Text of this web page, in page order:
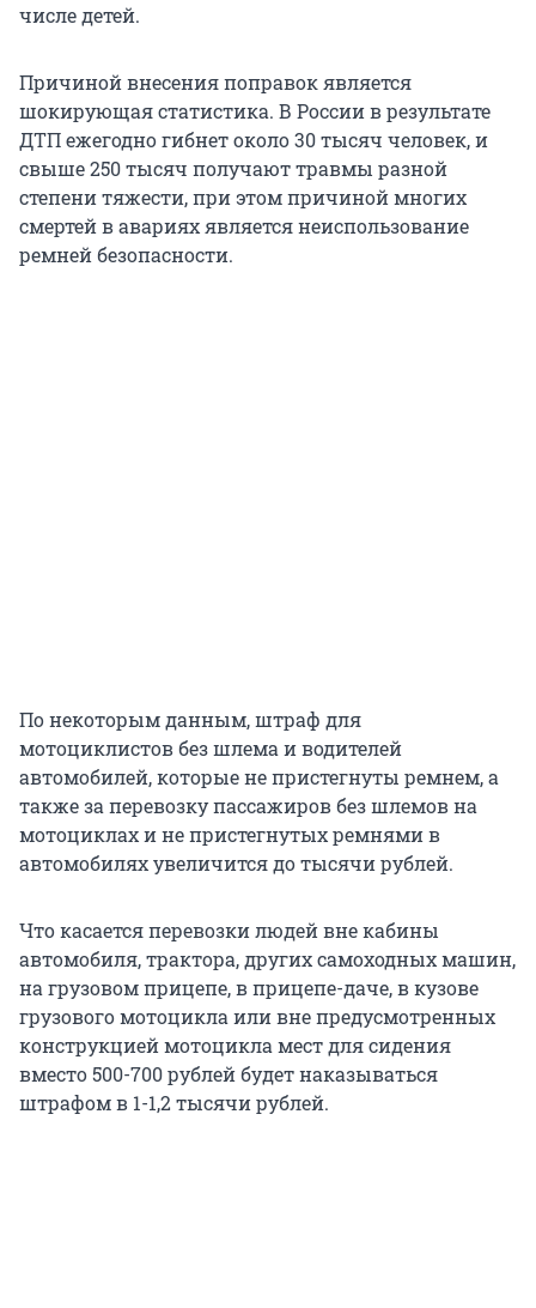
числе детей.
Причиной внесения поправок является
шокирующая статистика. В России в результате
ДТП ежегодно гибнет около 30 тысяч человек, и
свыше 250 тысяч получают травмы разной
степени тяжести, при этом причиной многих
смертей в авариях является неиспользование
ремней безопасности.
По некоторым данным, штраф для
мотоциклистов без шлема и водителей
автомобилей, которые не пристегнуты ремнем, а
также за перевозку пассажиров без шлемов на
мотоциклах и не пристегнутых ремнями в
автомобилях увеличится до тысячи рублей.
Что касается перевозки людей вне кабины
автомобиля, трактора, других самоходных машин,
на грузовом прицепе, в прицепе-даче, в кузове
грузового мотоцикла или вне предусмотренных
конструкцией мотоцикла мест для сидения
вместо 500-700 рублей будет наказываться
штрафом в 1-1,2 тысячи рублей.